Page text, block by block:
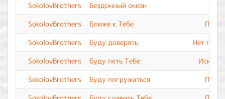
SokolovBrothers
Бездонный океан
SokolovBrothers
Ближе к Тебе
SokolovBrothers
Буду доверять
Нет
SokolovBrothers
Буду петь Тебе
SokolovBrothers
Буду погружаться